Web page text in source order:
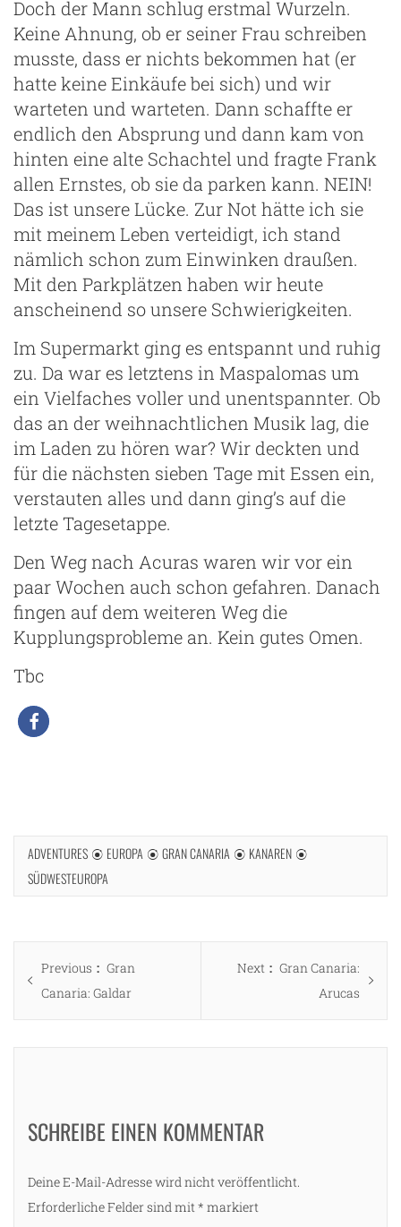
Doch der Mann schlug erstmal Wurzeln.
Keine Ahnung, ob er seiner Frau schreiben
musste, dass er nichts bekommen hat (er
hatte keine Einkäufe bei sich) und wir
warteten und warteten. Dann schaffte er
endlich den Absprung und dann kam von
hinten eine alte Schachtel und fragte Frank
allen Ernstes, ob sie da parken kann. NEIN!
Das ist unsere Lücke. Zur Not hätte ich sie
mit meinem Leben verteidigt, ich stand
nämlich schon zum Einwinken draußen.
Mit den Parkplätzen haben wir heute
anscheinend so unsere Schwierigkeiten.
Im Supermarkt ging es entspannt und ruhig
zu. Da war es letztens in Maspalomas um
ein Vielfaches voller und unentspannter. Ob
das an der weihnachtlichen Musik lag, die
im Laden zu hören war? Wir deckten und
für die nächsten sieben Tage mit Essen ein,
verstauten alles und dann ging’s auf die
letzte Tagesetappe.
Den Weg nach Acuras waren wir vor ein
paar Wochen auch schon gefahren. Danach
fingen auf dem weiteren Weg die
Kupplungsprobleme an. Kein gutes Omen.
Tbc
ADVENTURES EUROPA GRAN CANARIA
KANAREN
SÜDWESTEUROPA
Beitragsnavigation
Previous
Previous
post:
Gran
Canaria: Galdar
Next
Next
Gran Canaria:
Arucas
SCHREIBE EINEN KOMMENTAR
Deine E-Mail-Adresse wird nicht veröffentlicht.
Erforderliche Felder sind mit * markiert